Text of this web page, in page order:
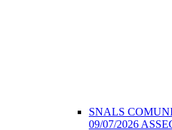
SNALS
09/07/2026